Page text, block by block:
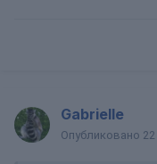
Gabrielle
Опубликовано